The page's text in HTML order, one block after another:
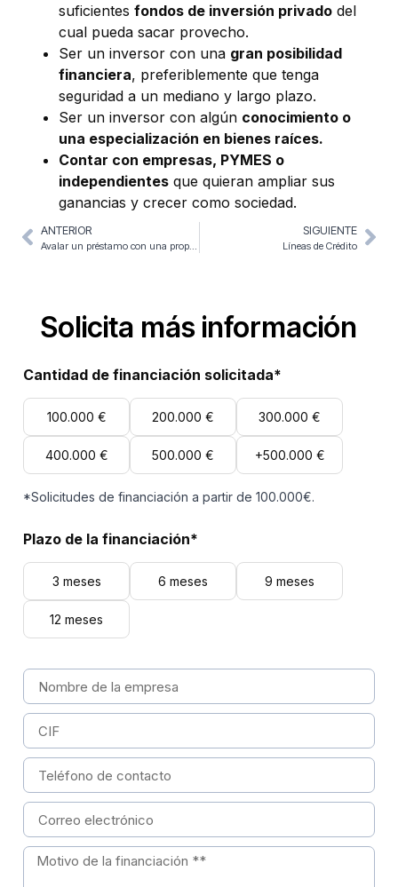
suficientes fondos de inversión privado del
cual pueda sacar provecho.
Ser un inversor con una gran posibilidad
financiera, preferiblemente que tenga
seguridad a un mediano y largo plazo.
Ser un inversor con algún conocimiento o
una especialización en bienes raíces.
Contar con empresas, PYMES o
independientes que quieran ampliar sus
ganancias y crecer como sociedad.
ANTERIOR SIGUIENTE
Líneas de Crédito
Solicita más información
Cantidad de financiación solicitada*
100.000 € 200.000 € 300.000 €
400.000 € 500.000 € +500.000 €
*Solicitudes de financiación a partir de 100.000€.
Plazo de la financiación*
3 meses 6 meses 9 meses
12 meses